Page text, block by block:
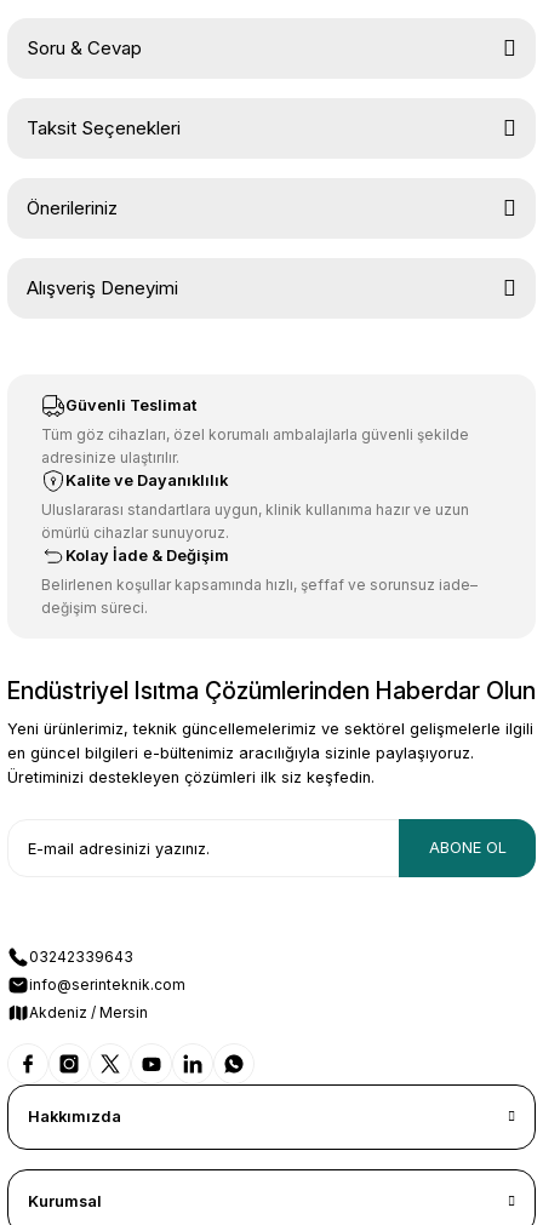
Soru & Cevap
Taksit Seçenekleri
Önerileriniz
konularda yetersiz gördüğünüz noktaları öneri formunu kullanarak
Ürün resmi kalitesiz, bozuk veya görüntülenemiyor.
Ürün açıklamasında eksik bilgiler bulunuyor.
Ürün bilgilerinde hatalar bulunuyor.
Ürün fiyatı diğer sitelerden daha pahalı.
Bu ürüne benzer farklı alternatifler olmalı.
Gönder
Alışveriş Deneyimi
Güvenli Teslimat
Tüm göz cihazları, özel korumalı ambalajlarla güvenli şekilde
adresinize ulaştırılır.
Kalite ve Dayanıklılık
Uluslararası standartlara uygun, klinik kullanıma hazır ve uzun
ömürlü cihazlar sunuyoruz.
Kolay İade & Değişim
Belirlenen koşullar kapsamında hızlı, şeffaf ve sorunsuz iade–
değişim süreci.
Endüstriyel Isıtma Çözümlerinden Haberdar Olun
Yeni ürünlerimiz, teknik güncellemelerimiz ve sektörel gelişmelerle ilgili
en güncel bilgileri e-bültenimiz aracılığıyla sizinle paylaşıyoruz.
Üretiminizi destekleyen çözümleri ilk siz keşfedin.
ABONE OL
03242339643
info@serinteknik.com
Akdeniz / Mersin
Hakkımızda
Kurumsal